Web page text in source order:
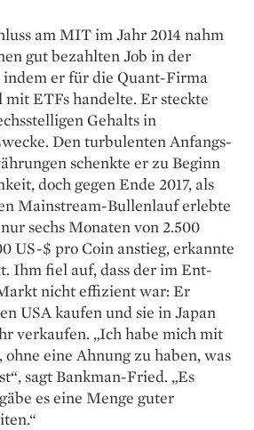
am MIT im Jahr 2014 nahm
gut bezahlten Job in der
er für die Quant-Firma
mit ETFs handelte. Er steckte
Gehalts in
Den turbulenten Anfangs­
schenkte er zu Beginn
doch gegen Ende 2017, als
Mainstream-Bullenlauf erlebte
sechs Monaten von 2.500
US-$ pro Coin anstieg, erkannte
Ihm fiel auf, dass der im Ent­
nicht effizient war: Er
USA kaufen und sie in Japan
verkaufen. „Ich habe mich mit
eine Ahnung zu haben, was
sagt Bankman-Fried. „Es
es eine Menge guter